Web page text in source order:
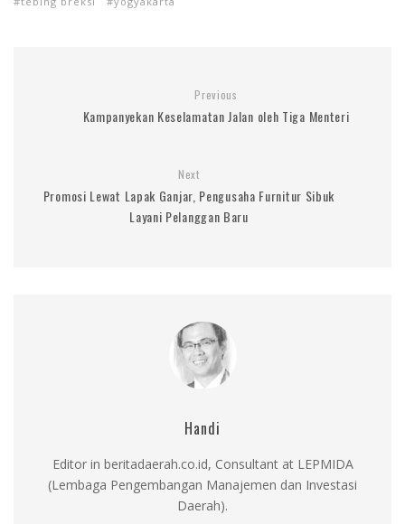
Previous
Kampanyekan Keselamatan Jalan oleh Tiga Menteri
Next
Promosi Lewat Lapak Ganjar, Pengusaha Furnitur Sibuk
Layani Pelanggan Baru
Handi
Editor in beritadaerah.co.id, Consultant at LEPMIDA
(Lembaga Pengembangan Manajemen dan Investasi
Daerah).